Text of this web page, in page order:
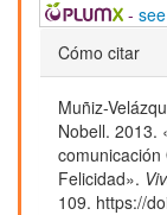
-
Detalles
del
artículo
Cómo citar
Muñiz-
Nobell. 2013.
comunicación
Felicidad».
109. https://